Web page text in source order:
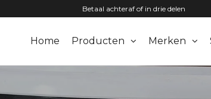
Betaal achteraf of in drie delen
Home Producten Merken